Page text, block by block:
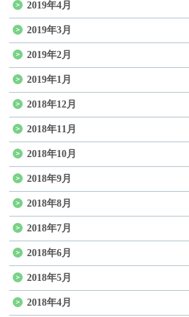
2019年4月
2019年3月
2019年2月
2019年1月
2018年12月
2018年11月
2018年10月
2018年9月
2018年8月
2018年7月
2018年6月
2018年5月
2018年4月